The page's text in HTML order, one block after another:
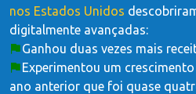
nos Estados Unidos
digitalmente avançadas:
Ganhou duas vezes mais
Experimentou um
ano anterior que foi quase